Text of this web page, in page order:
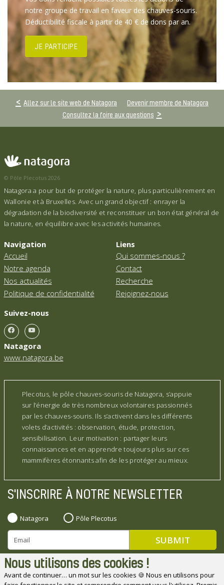
Nous utilisons des cookies !
Avant de continuer… un mot sur les cookies 🍪 Nous en utilisons pour
notre groupe de travail en faveur des chauves-souris.
Déductibilité fiscale à partir de 40 € de dons par an.
JE PARTICIPE
Allez sur le site web de Natagora
Devenir membre de Natagora
Consultez la foire aux questions
© Pôle Plecotus 2026
Natagora a pour but de protéger la nature, plus particulièrement en
Wallonie et à Bruxelles. Avec un grand objectif : enrayer la
dégradation de la biodiversité et reconstituer un bon état général de
la nature, en équilibre avec les activités humaines.
Navigation
Accueil
Notre agenda
Nos actualités
Politique de confidentialité
Liens
Qui sommes-nous ?
Contact
Recherche
Rejoignez-nous
Suivez-nous
Natagora
www.natagora.be
Plecotus, le pôle chauves-souris de Natagora, s’appuie
sur l’énergie de très nombreux volontaires passionnés
par les chauves-souris. Ils s’activent dans les différents
volets d’activités : observation, étude, protection,
sensibilisation. Leur motivation : partager leurs
connaissances et en apprendre toujours plus sur ces
mammifères étonnants afin de les protéger au mieux.
S'INSCRIRE À NOTRE NEWSLETTER
Natagora Pôle Plecotus